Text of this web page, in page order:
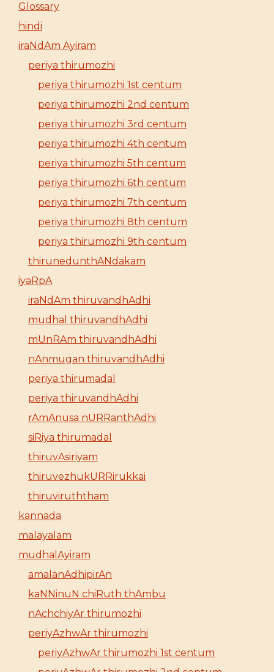
Glossary
hindi
iraNdAm Ayiram
periya thirumozhi
periya thirumozhi 1st centum
periya thirumozhi 2nd centum
periya thirumozhi 3rd centum
periya thirumozhi 4th centum
periya thirumozhi 5th centum
periya thirumozhi 6th centum
periya thirumozhi 7th centum
periya thirumozhi 8th centum
periya thirumozhi 9th centum
thirunedunthANdakam
iyaRpA
iraNdAm thiruvandhAdhi
mudhal thiruvandhAdhi
mUnRAm thiruvandhAdhi
nAnmugan thiruvandhAdhi
periya thirumadal
periya thiruvandhAdhi
rAmAnusa nURRanthAdhi
siRiya thirumadal
thiruvAsiriyam
thiruvezhukURRirukkai
thiruviruththam
kannada
malayalam
mudhalAyiram
amalanAdhipirAn
kaNNinuN chiRuth thAmbu
nAchchiyAr thirumozhi
periyAzhwAr thirumozhi
periyAzhwAr thirumozhi 1st centum